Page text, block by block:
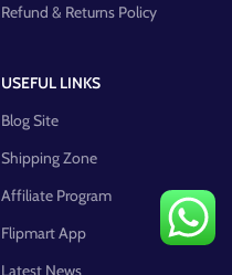
Refund & Returns Policy
USEFUL LINKS
Blog Site
Shipping Zone
Affiliate Program
Flipmart App
Latest News